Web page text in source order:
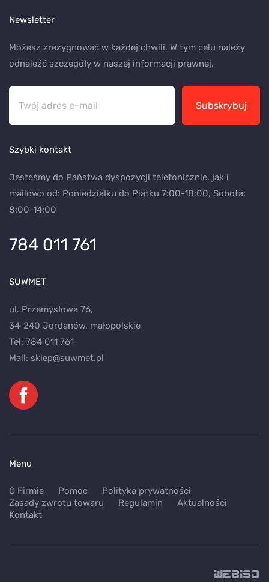
Newsletter
Możesz zrezygnować w każdej chwili. W tym celu należy
odnaleźć szczegóły w naszej informacji prawnej.
Subskrybuj
Szybki kontakt
Jesteśmy do Państwa dyspozycji telefonicznie, jak i
mailowo od: Poniedziałku do Piątku 7:00-18:00, Sobota:
8:00-14:00
784 011 761
SUWMET
ul. Przemysłowa 76,
34-240 Jordanów, małopolskie
Tel: 784 011 761
Mail: sklep@suwmet.pl
Menu
O Firmie Pomoc
Polityka prywatności
Zasady zwrotu towaru
Regulamin
Aktualności
Kontakt
WEBISO